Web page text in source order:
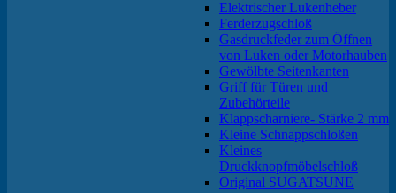
Elektrischer Lukenheber
Ferderzugschloß
Gasdruckfeder zum Öffnen
von Luken oder Motorhauben
Gewölbte Seitenkanten
Griff für Türen und
Zubehörteile
Klappscharniere- Stärke 2 mm
Kleine Schnappschloßen
Kleines
Druckknopfmöbelschloß
Original SUGATSUNE